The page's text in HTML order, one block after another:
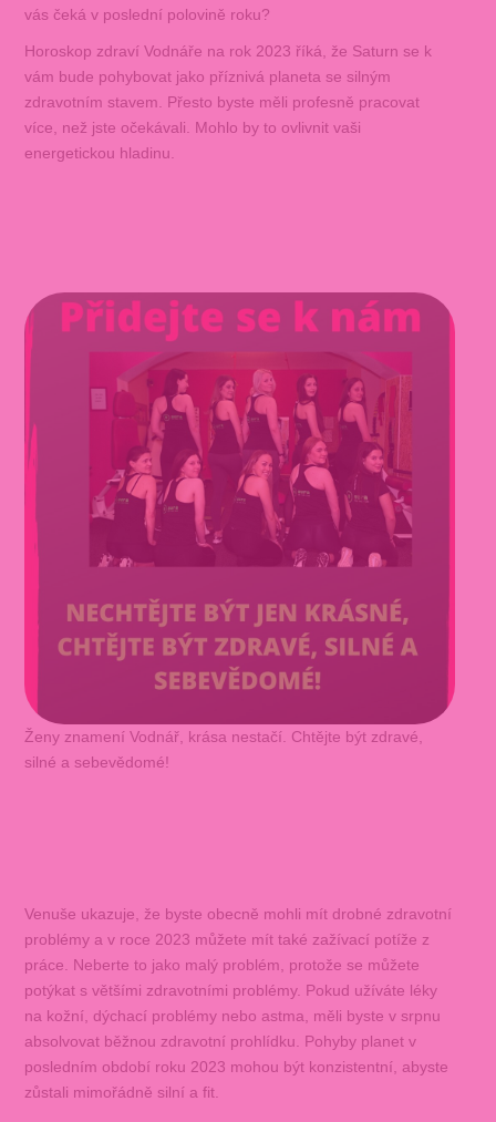
vás čeká v poslední polovině roku?
Horoskop zdraví Vodnáře na rok 2023 říká, že Saturn se k
vám bude pohybovat jako příznivá planeta se silným
zdravotním stavem. Přesto byste měli profesně pracovat
více, než jste očekávali. Mohlo by to ovlivnit vaši
energetickou hladinu.
Ženy znamení Vodnář, krása nestačí. Chtějte být zdravé,
silné a sebevědomé!
Venuše ukazuje, že byste obecně mohli mít drobné zdravotní
problémy a v roce 2023 můžete mít také zažívací potíže z
práce. Neberte to jako malý problém, protože se můžete
potýkat s většími zdravotními problémy. Pokud užíváte léky
na kožní, dýchací problémy nebo astma, měli byste v srpnu
absolvovat běžnou zdravotní prohlídku. Pohyby planet v
posledním období roku 2023 mohou být konzistentní, abyste
zůstali mimořádně silní a fit.